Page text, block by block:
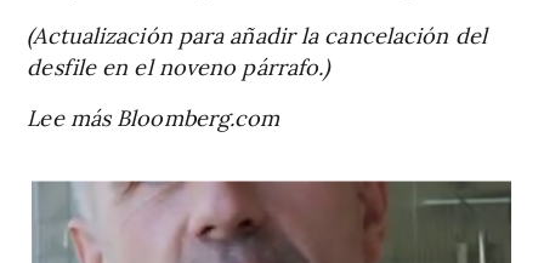
(Actualización para añadir la cancelación del
desfile en el noveno párrafo.)
Lee más Bloomberg.com